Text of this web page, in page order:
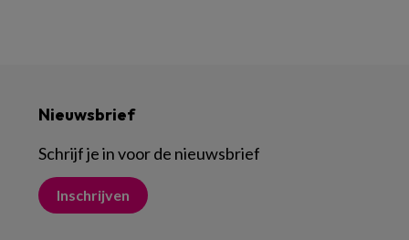
Nieuwsbrief
Schrijf je in voor de nieuwsbrief
Inschrijven